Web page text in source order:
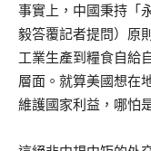
事實上，中國秉持「
毅答覆記者提問）原
工業生產到糧食自給
層面。就算美國想在
維護國家利益，哪怕